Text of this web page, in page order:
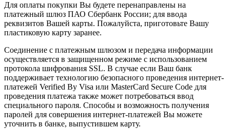
Для оплаты покупки Вы будете перенаправлены на
платежный шлюз ПАО Сбербанк России; для ввода
реквизитов Вашей карты. Пожалуйста, приготовьте Вашу
пластиковую карту заранее.
Соединение с платежным шлюзом и передача информации
осуществляется в защищенном режиме с использованием
протокола шифрования SSL. В случае если Ваш банк
поддерживает технологию безопасного проведения интернет-
платежей Verified By Visa или MasterCard Secure Code для
проведения платежа также может потребоваться ввод
специального пароля. Способы и возможность получения
паролей для совершения интернет-платежей Вы можете
уточнить в банке, выпустившем карту.